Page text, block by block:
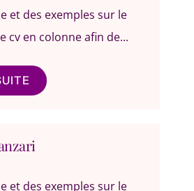
et des exemples sur le
cv en colonne afin de...
et des exemples sur le